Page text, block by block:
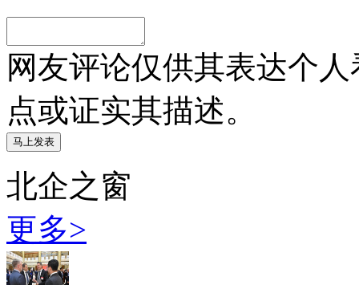
网友评论仅供其表达个
点或证实其描述。
北企之窗
更多>